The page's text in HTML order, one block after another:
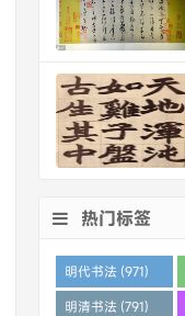
热门标签
明代书法 (971)
明清书法 (791)